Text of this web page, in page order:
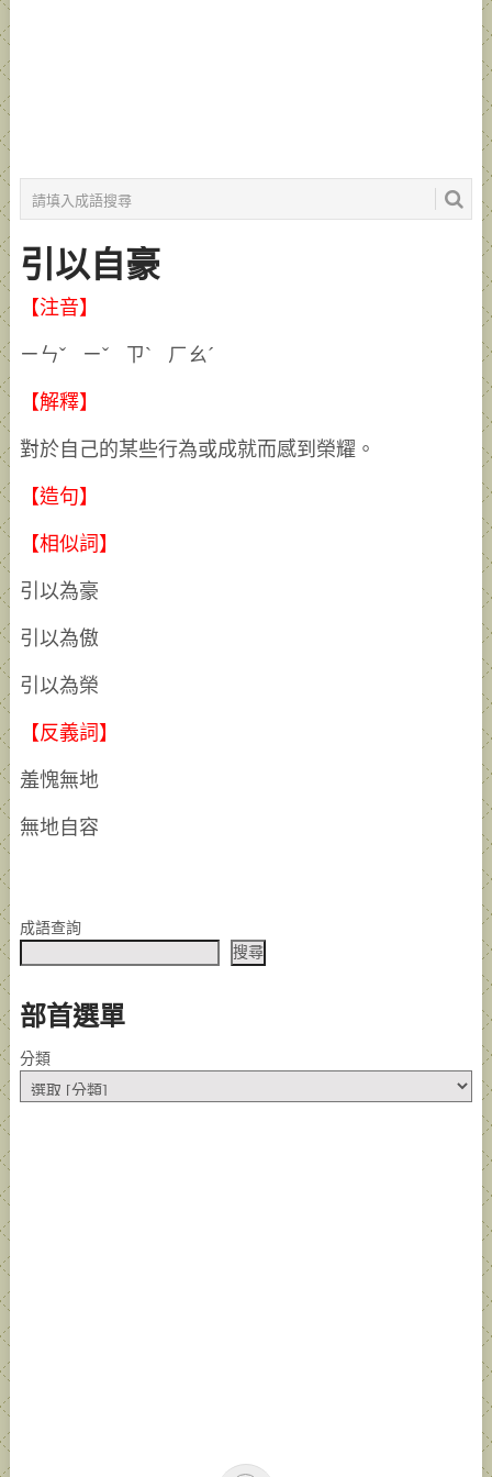
引以自豪
【注音】
ㄧㄣˇ ㄧˇ ㄗˋ ㄏㄠˊ
【解釋】
對於自己的某些行為或成就而感到榮耀。
【造句】
【相似詞】
引以為豪
引以為傲
引以為榮
【反義詞】
羞愧無地
無地自容
成語查詢
搜尋
部首選單
分類